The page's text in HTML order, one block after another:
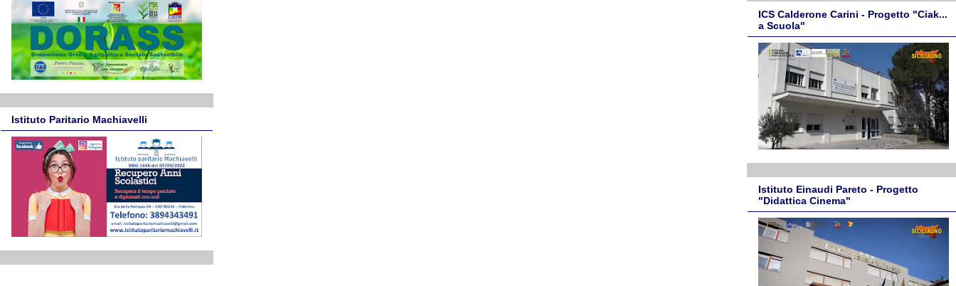
Istituto Paritario Machiavelli
ICS Calderone Carini - Progetto "Ciak...
a Scuola"
Istituto Einaudi Pareto - Progetto
"Didattica Cinema"